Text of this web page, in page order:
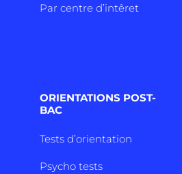
Par centre d’intêret
ORIENTATIONS POST-
BAC
Tests d’orientation
Psycho tests